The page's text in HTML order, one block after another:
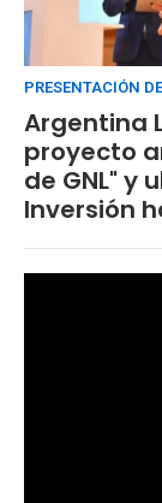
PRESENTACIÓN
Argentina
proyecto
de GNL" y
Inversión